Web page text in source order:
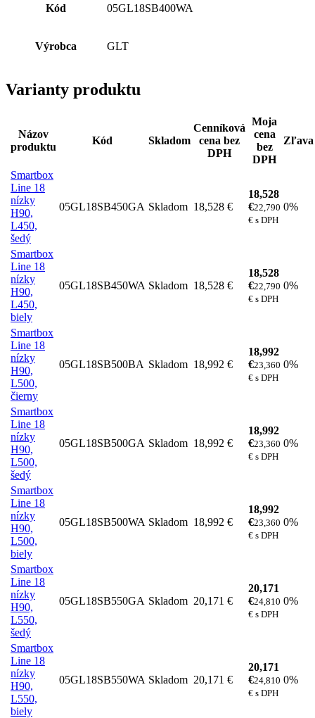
Kód 05GL18SB400WA
Výrobca GLT
Varianty produktu
Názov
produktu
Kód Skladom
Cenníková
cena bez
DPH
Moja
cena
bez
DPH
Zľava
Smartbox
Line 18
nízky
H90,
L450,
šedý
05GL18SB450GA Skladom 18,528 €
18,528
€22,790
€ s DPH
0%
Smartbox
Line 18
nízky
H90,
L450,
biely
05GL18SB450WA Skladom 18,528 €
18,528
€22,790
€ s DPH
0%
Smartbox
Line 18
nízky
H90,
L500,
čierny
05GL18SB500BA Skladom 18,992 €
18,992
€23,360
€ s DPH
0%
Smartbox
Line 18
nízky
H90,
L500,
šedý
05GL18SB500GA Skladom 18,992 €
18,992
€23,360
€ s DPH
0%
Smartbox
Line 18
nízky
H90,
L500,
biely
05GL18SB500WA Skladom 18,992 €
18,992
€23,360
€ s DPH
0%
Smartbox
Line 18
nízky
H90,
L550,
šedý
05GL18SB550GA Skladom 20,171 €
20,171
€24,810
€ s DPH
0%
Smartbox
Line 18
nízky
H90,
L550,
biely
05GL18SB550WA Skladom 20,171 €
20,171
€24,810
€ s DPH
0%